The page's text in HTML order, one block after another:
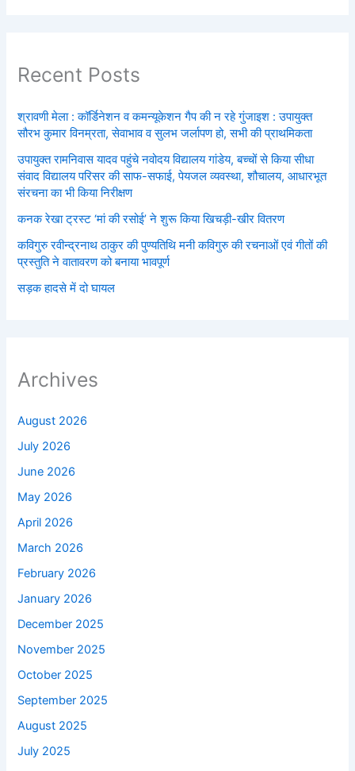
Recent Posts
श्रावणी मेला : कॉर्डिनेशन व कमन्यूकेशन गैप की न रहे गुंजाइश : उपायुक्त
सौरभ कुमार विनम्रता, सेवाभाव व सुलभ जर्लापण हो, सभी की प्राथमिकता
उपायुक्त रामनिवास यादव पहुंचे नवोदय विद्यालय गांडेय, बच्चों से किया सीधा
संवाद विद्यालय परिसर की साफ-सफाई, पेयजल व्यवस्था, शौचालय, आधारभूत
संरचना का भी किया निरीक्षण
कनक रेखा ट्रस्ट ‘मां की रसोई’ ने शुरू किया खिचड़ी-खीर वितरण
कविगुरु रवीन्द्रनाथ ठाकुर की पुण्यतिथि मनी कविगुरु की रचनाओं एवं गीतों की
प्रस्तुति ने वातावरण को बनाया भावपूर्ण
सड़क हादसे में दो घायल
Archives
August 2026
July 2026
June 2026
May 2026
April 2026
March 2026
February 2026
January 2026
December 2025
November 2025
October 2025
September 2025
August 2025
July 2025